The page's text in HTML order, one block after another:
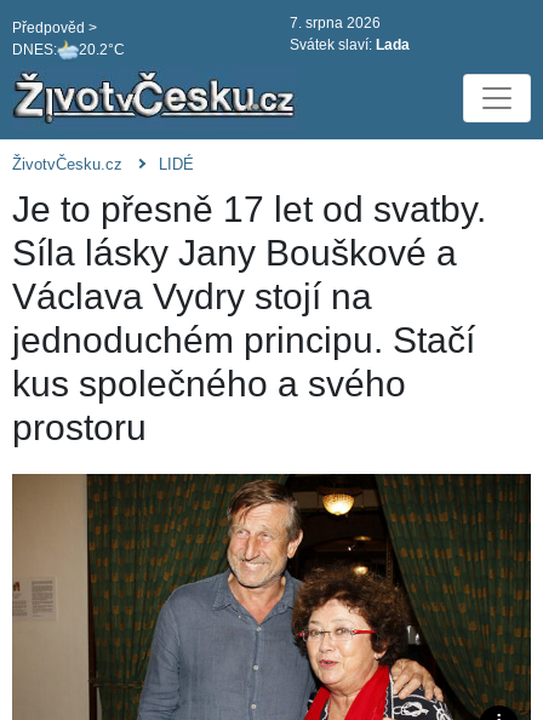
DNES: 20.2°C
Předpověd >
7. srpna 2026
Svátek slaví: Lada
ŽivotvČesku.cz LIDÉ
Je to přesně 17 let od svatby.
Síla lásky Jany Bouškové a
Václava Vydry stojí na
jednoduchém principu. Stačí
kus společného a svého
prostoru